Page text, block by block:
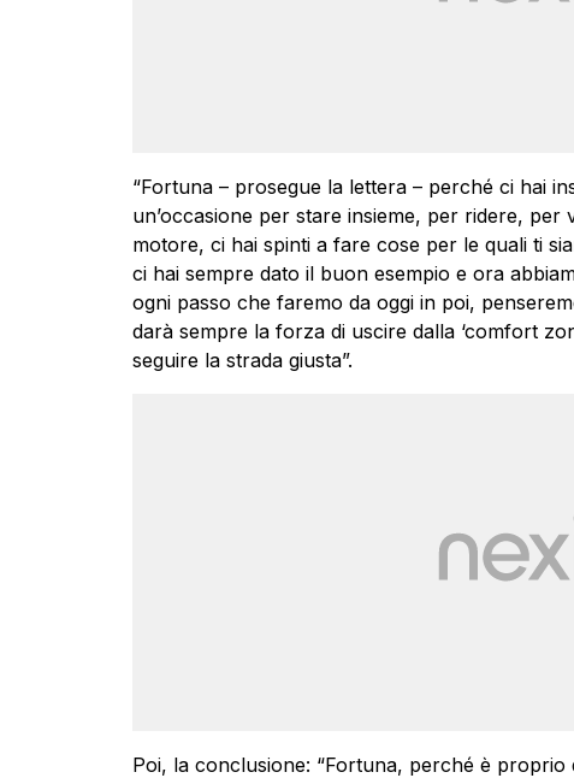
“Fortuna – prosegue la lettera – perché ci hai
un’occasione per stare insieme, per ridere,
motore, ci hai spinti a fare cose per le quali ti
ci hai sempre dato il buon esempio e ora
ogni passo che faremo da oggi in poi,
darà sempre la forza di uscire dalla ‘comfort
seguire la strada giusta”.
Poi, la conclusione: “Fortuna, perché è